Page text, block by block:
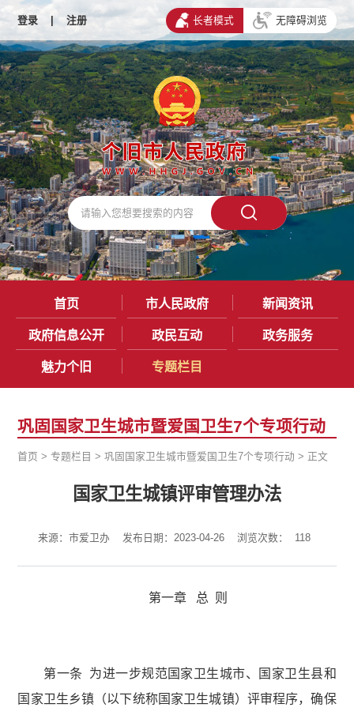
登录 | 注册 长者模式 无障碍浏览
首页 市人民政府 新闻资讯
政府信息公开 政民互动 政务服务
魅力个旧 专题栏目
巩固国家卫生城市暨爱国卫生7个专项行动
首页 >专题栏目 >巩固国家卫生城市暨爱国卫生7个专项行动 > 正文
国家卫生城镇评审管理办法
来源：市爱卫办 发布日期：2023-04-26 浏览次数： 118
第一章 总 则
第一条 为进一步规范国家卫生城市、国家卫生县和
国家卫生乡镇（以下统称国家卫生城镇）评审程序，确保